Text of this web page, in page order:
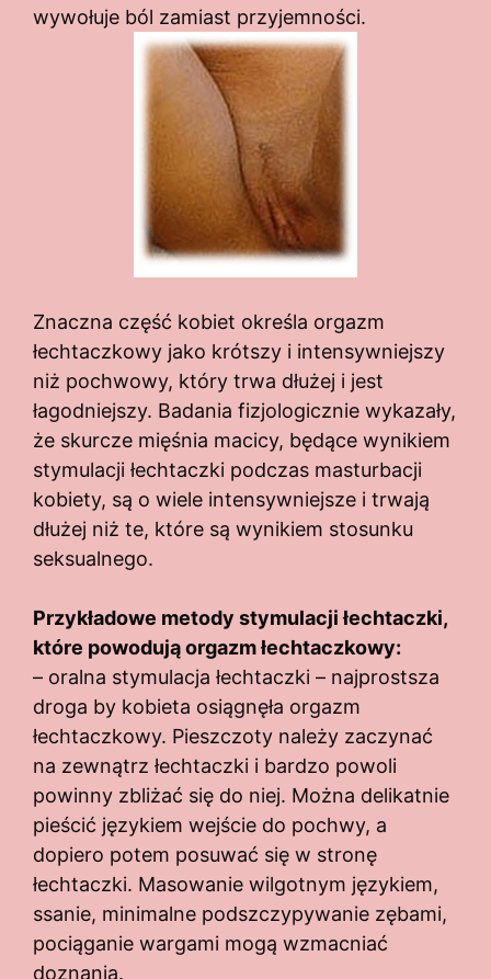
wywołuje ból zamiast przyjemności.
Znaczna część kobiet określa orgazm
łechtaczkowy jako krótszy i intensywniejszy
niż pochwowy, który trwa dłużej i jest
łagodniejszy. Badania fizjologicznie wykazały,
że skurcze mięśnia macicy, będące wynikiem
stymulacji łechtaczki podczas masturbacji
kobiety, są o wiele intensywniejsze i trwają
dłużej niż te, które są wynikiem stosunku
seksualnego.
Przykładowe metody stymulacji łechtaczki,
które powodują orgazm łechtaczkowy:
– oralna stymulacja łechtaczki – najprostsza
droga by kobieta osiągnęła orgazm
łechtaczkowy. Pieszczoty należy zaczynać
na zewnątrz łechtaczki i bardzo powoli
powinny zbliżać się do niej. Można delikatnie
pieścić językiem wejście do pochwy, a
dopiero potem posuwać się w stronę
łechtaczki. Masowanie wilgotnym językiem,
ssanie, minimalne podszczypywanie zębami,
pociąganie wargami mogą wzmacniać
doznania.